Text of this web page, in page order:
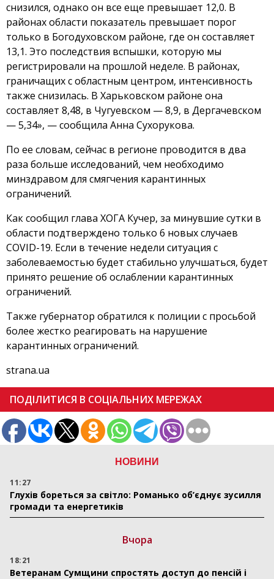
НОВИНИ
11:27
Глухів бореться за світло: Романько об’єднує зусилля
громади та енергетиків
Вчора
18:21
Ветеранам Сумщини спростять доступ до пенсій і
снизился, однако он все еще превышает 12,0. В
районах области показатель превышает порог
только в Богодуховском районе, где он составляет
13,1. Это последствия вспышки, которую мы
регистрировали на прошлой неделе. В районах,
граничащих с областным центром, интенсивность
также снизилась. В Харьковском районе она
составляет 8,48, в Чугуевском — 8,9, в Дергачевском
— 5,34», — сообщила Анна Сухорукова.
По ее словам, сейчас в регионе проводится в два
раза больше исследований, чем необходимо
минздравом для смягчения карантинных
ограничений.
Как сообщил глава ХОГА Кучер, за минувшие сутки в
области подтверждено только 6 новых случаев
COVID-19. Если в течение недели ситуация с
заболеваемостью будет стабильно улучшаться, будет
принято решение об ослаблении карантинных
ограничений.
Также губернатор обратился к полиции с просьбой
более жестко реагировать на нарушение
карантинных ограничений.
strana.ua
ПОДІЛИТИСЯ В СОЦІАЛЬНИХ МЕРЕЖАХ